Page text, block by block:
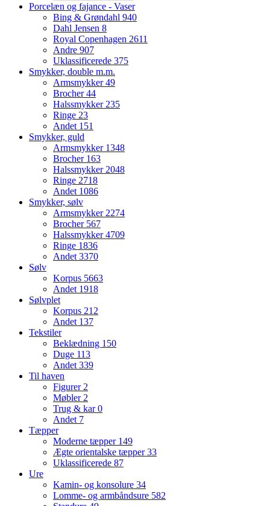
Porcelæn og fajance - Vaser
Bing & Grøndahl 940
Dahl Jensen 8
Royal Copenhagen 2611
Andre 907
Uklassificerede 375
Smykker, double m.m.
Armsmykker49
Brocher44
Halssmykker 235
Ringe 23
Andet 151
Smykker, guld
Armsmykker 1348
Brocher 163
Halssmykker 2048
Ringe 2718
Andet 1086
Smykker, sølv
Armsmykker 2274
Brocher 567
Halssmykker4709
Ringe 1836
Andet 3370
Sølv
Korpus 5663
Andet 1918
Sølvplet
Korpus 212
Andet 137
Tekstiler
Beklædning 150
Duge 113
Andet 339
Til haven
Figurer 2
Møbler 2
Trug & kar0
Andet 7
Tæpper
Moderne tæpper 149
Ægte orientalske tæpper33
Uklassificerede 87
Ure
Kamin- og konsolure 34
Lomme- og armbåndsure 582